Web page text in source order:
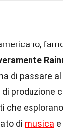
di passare
produzione
di musica